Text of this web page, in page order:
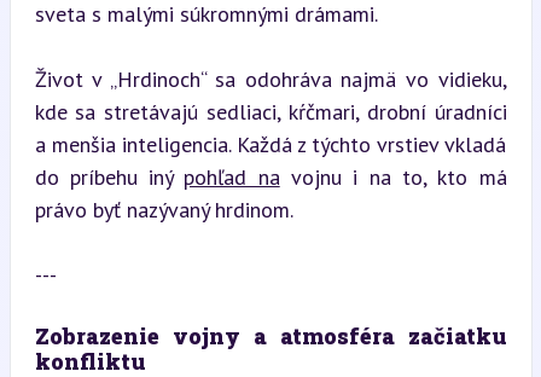
sveta s malými súkromnými drámami.
Život v „Hrdinoch“ sa odohráva najmä vo vidieku,
kde sa stretávajú sedliaci, kŕčmari, drobní úradníci
a menšia inteligencia. Každá z týchto vrstiev vkladá
do príbehu iný pohľad na vojnu i na to, kto má
právo byť nazývaný hrdinom.
---
Zobrazenie vojny a atmosféra začiatku
konfliktu